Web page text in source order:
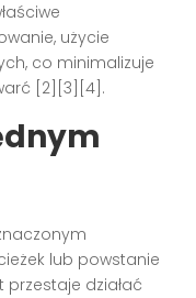
użycie
co minimalizuje
[2][3][4].
lub powstanie
przestaje działać